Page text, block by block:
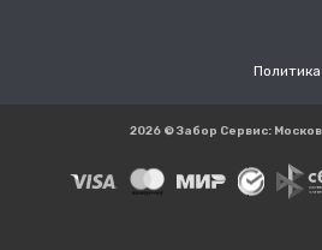
2026 © Забор Сервис: